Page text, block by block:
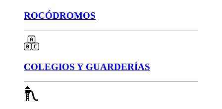
ROCÓDROMOS
COLEGIOS Y GUARDERÍAS